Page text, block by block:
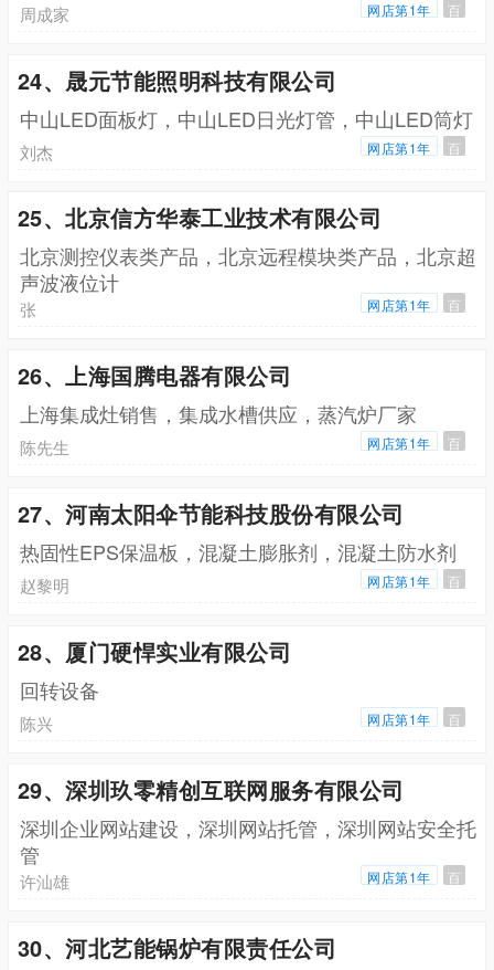
周成家 网店第1年 百
24、晟元节能照明科技有限公司
中山LED面板灯，中山LED日光灯管，中山LED筒灯
刘杰 网店第1年 百
25、北京信方华泰工业技术有限公司
北京测控仪表类产品，北京远程模块类产品，北京超
声波液位计
张 网店第1年 百
26、上海国腾电器有限公司
上海集成灶销售，集成水槽供应，蒸汽炉厂家
陈先生 网店第1年 百
27、河南太阳伞节能科技股份有限公司
热固性EPS保温板，混凝土膨胀剂，混凝土防水剂
赵黎明 网店第1年 百
28、厦门硬悍实业有限公司
回转设备
陈兴 网店第1年 百
29、深圳玖零精创互联网服务有限公司
深圳企业网站建设，深圳网站托管，深圳网站安全托
管
许汕雄 网店第1年 百
30、河北艺能锅炉有限责任公司